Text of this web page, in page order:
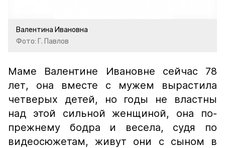
Валентина Ивановна
Фото: Г. Павлов
Маме Валентине Ивановне сейчас 78
лет, она вместе с мужем вырастила
четверых детей, но годы не властны
над этой сильной женщиной, она по-
прежнему бодра и весела, судя по
видеосюжетам, живут они с сыном в